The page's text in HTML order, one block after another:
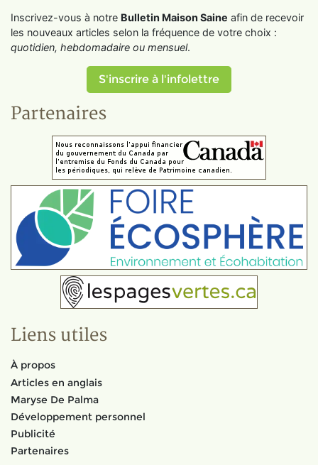
Inscrivez-vous à notre Bulletin Maison Saine afin de recevoir
les nouveaux articles selon la fréquence de votre choix :
quotidien, hebdomadaire ou mensuel.
S'inscrire à l'infolettre
Partenaires
Liens utiles
À propos
Articles en anglais
Maryse De Palma
Développement personnel
Publicité
Partenaires